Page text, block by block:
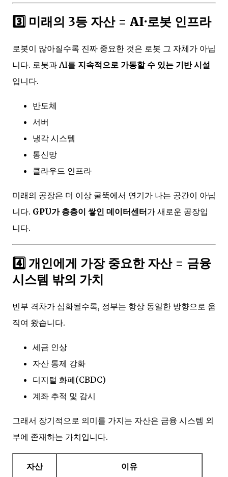
3️⃣ 미래의 3등 자산 = AI·로봇 인프라
로봇이 많아질수록 진짜 중요한 것은 로봇 그 자체가 아닙
니다. 로봇과 AI를 지속적으로 가동할 수 있는 기반 시설
입니다.
반도체
서버
냉각 시스템
통신망
클라우드 인프라
미래의 공장은 더 이상 굴뚝에서 연기가 나는 공간이 아닙
니다. GPU가 층층이 쌓인 데이터센터가 새로운 공장입
니다.
4️⃣ 개인에게 가장 중요한 자산 = 금융
시스템 밖의 가치
빈부 격차가 심화될수록, 정부는 항상 동일한 방향으로 움
직여 왔습니다.
세금 인상
자산 통제 강화
디지털 화폐(CBDC)
계좌 추적 및 감시
그래서 장기적으로 의미를 가지는 자산은 금융 시스템 외
부에 존재하는 가치입니다.
자산 이유